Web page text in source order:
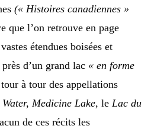
(« Histoires canadiennes »
que l’on retrouve en page
étendues boisées et
d’un grand lac « en forme
à tour des appellations
Medicine Lake, le Lac du
de ces récits les